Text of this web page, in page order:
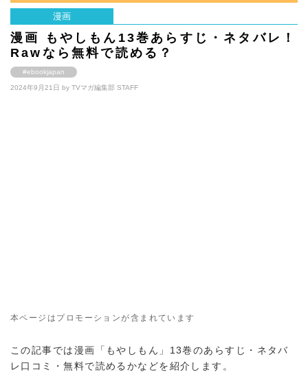
漫画
漫画 もやしもん13巻あらすじ・ネタバレ！
Rawなら無料で読める？
#ebookjapan
2024年9月21日 by TVマガ編集部 STAFF
本ページはプロモーションが含まれています
この記事では漫画「もやしもん」13巻のあらすじ・ネタバ
レ口コミ・無料で読めるかなどを紹介します。